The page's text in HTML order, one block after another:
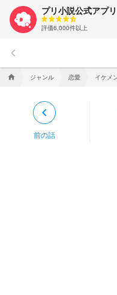
プリ小説公式アプリ
評価6,000件以上
keyboard_arrow_left
home ジャンル 恋愛
keyboard_arrow_left
前の話